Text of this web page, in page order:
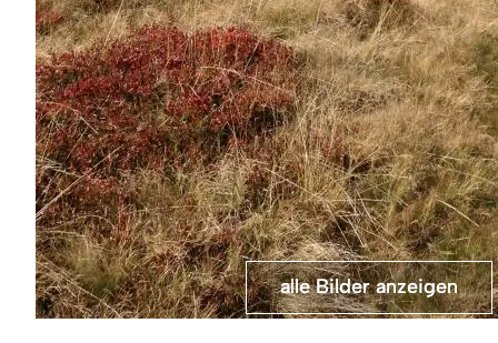
©
alle Bilder anzeigen
alle Bilder anzeigen